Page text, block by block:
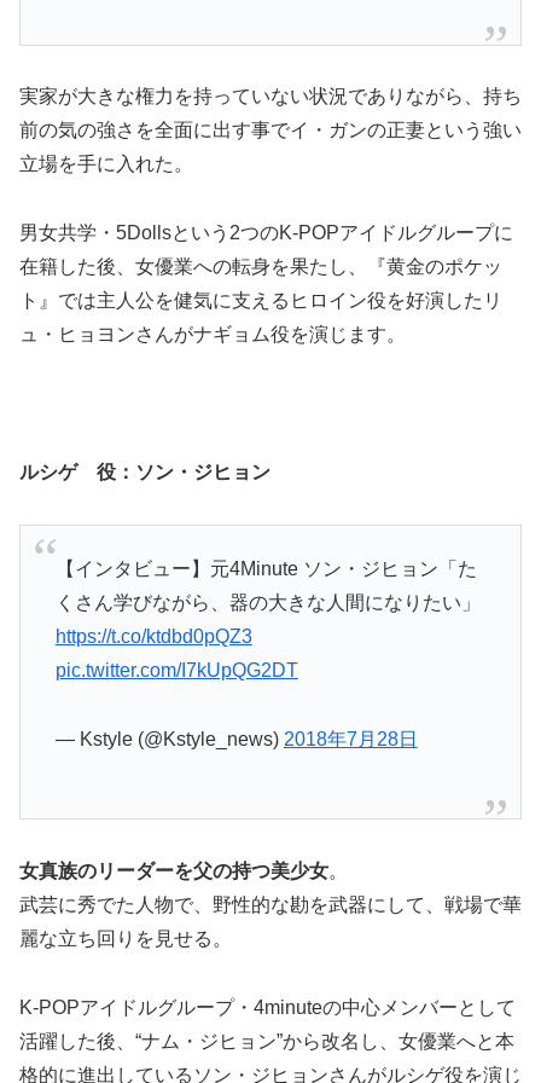
実家が大きな権力を持っていない状況でありながら、持ち
前の気の強さを全面に出す事でイ・ガンの正妻という強い
立場を手に入れた。
男女共学・5Dollsという2つのK-POPアイドルグループに
在籍した後、女優業への転身を果たし、『黄金のポケッ
ト』では主人公を健気に支えるヒロイン役を好演したリ
ュ・ヒョヨンさんがナギョム役を演じます。
ルシゲ 役：ソン・ジヒョン
【インタビュー】元4Minute ソン・ジヒョン「た
くさん学びながら、器の大きな人間になりたい」
https://t.co/ktdbd0pQZ3
pic.twitter.com/I7kUpQG2DT
— Kstyle (@Kstyle_news) 2018年7月28日
女真族のリーダーを父の持つ美少女。
武芸に秀でた人物で、野性的な勘を武器にして、戦場で華
麗な立ち回りを見せる。
K-POPアイドルグループ・4minuteの中心メンバーとして
活躍した後、“ナム・ジヒョン”から改名し、女優業へと本
格的に進出しているソン・ジヒョンさんがルシゲ役を演じ